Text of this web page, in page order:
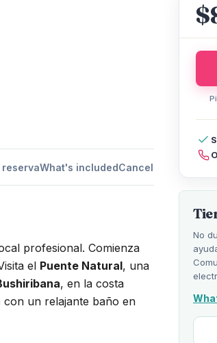
reservaWhat's includedCancellation policy
profesional. Comienza
el Puente Natural, una
, en la costa
con un relajante baño en
No